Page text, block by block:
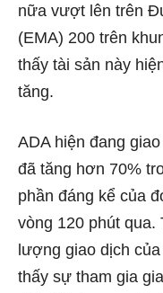
nữa vượt lên trên
(EMA) 200 trên
thấy tài sản này
tăng.
ADA hiện đang
đã tăng hơn 70%
phần đáng kể của
vòng 120 phút qua.
lượng giao dịch
thấy sự tham gia